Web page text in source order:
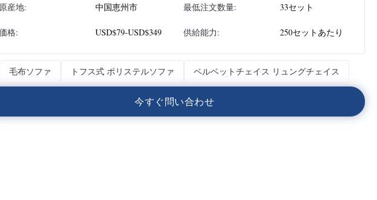
原産地: 中国恵州市 最低注文数量: 33セット
格: USD$79-USD$349 供給能力: 250セットあたり
毛布ソファ トフス式 ポリステルソファ ベルベットチェイス リュングチェイス
今すぐ問い合わせ